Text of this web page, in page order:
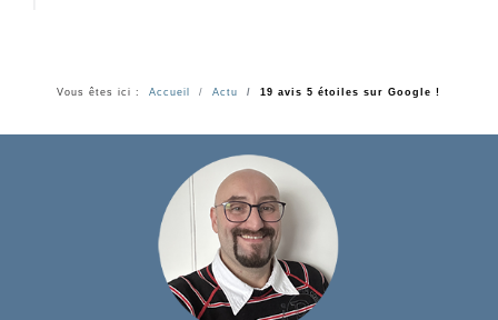
Vous êtes ici : Accueil Actu 19 avis 5 étoiles sur Google !